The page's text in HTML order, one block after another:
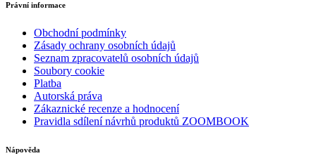
Právní informace
Obchodní podmínky
Zásady ochrany osobních údajů
Seznam zpracovatelů osobních údajů
Soubory cookie
Platba
Autorská práva
Zákaznické recenze a hodnocení
Pravidla sdílení návrhů produktů ZOOMBOOK
Nápověda